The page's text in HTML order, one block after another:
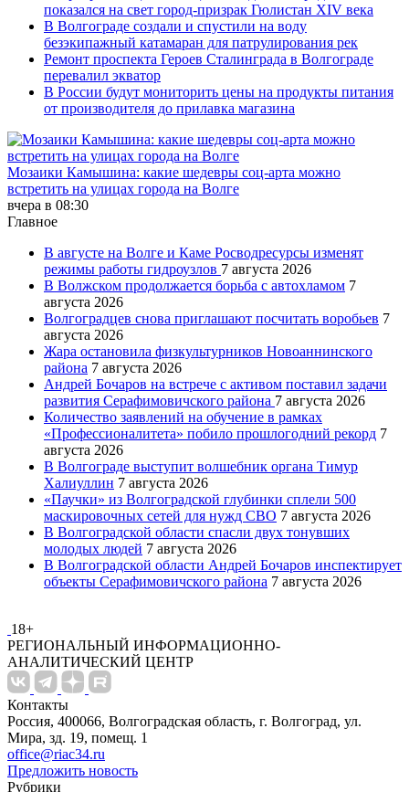
показался на свет город-призрак Гюлистан XIV века
В Волгограде создали и спустили на воду
безэкипажный катамаран для патрулирования рек
Ремонт проспекта Героев Сталинграда в Волгограде
перевалил экватор
В России будут мониторить цены на продукты питания
от производителя до прилавка магазина
Мозаики Камышина: какие шедевры соц-арта можно
встретить на улицах города на Волге
вчера в 08:30
Главное
В августе на Волге и Каме Росводресурсы изменят
режимы работы гидроузлов 7 августа 2026
В Волжском продолжается борьба с автохламом 7
августа 2026
Волгоградцев снова приглашают посчитать воробьев 7
августа 2026
Жара остановила физкультурников Новоаннинского
района 7 августа 2026
Андрей Бочаров на встрече с активом поставил задачи
развития Серафимовичского района 7 августа 2026
Количество заявлений на обучение в рамках
«Профессионалитета» побило прошлогодний рекорд 7
августа 2026
В Волгограде выступит волшебник органа Тимур
Халиуллин 7 августа 2026
«Паучки» из Волгоградской глубинки сплели 500
маскировочных сетей для нужд СВО 7 августа 2026
В Волгоградской области спасли двух тонувших
молодых людей 7 августа 2026
В Волгоградской области Андрей Бочаров инспектирует
объекты Серафимовичского района 7 августа 2026
18+
РЕГИОНАЛЬНЫЙ ИНФОРМАЦИОННО-
АНАЛИТИЧЕСКИЙ ЦЕНТР
Контакты
Россия, 400066, Волгоградская область, г. Волгоград, ул.
Мира, зд. 19, помещ. 1
office@riac34.ru
Предложить новость
Рубрики